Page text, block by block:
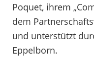
Poquet, ihrem
dem
und unterstützt
Eppelborn.